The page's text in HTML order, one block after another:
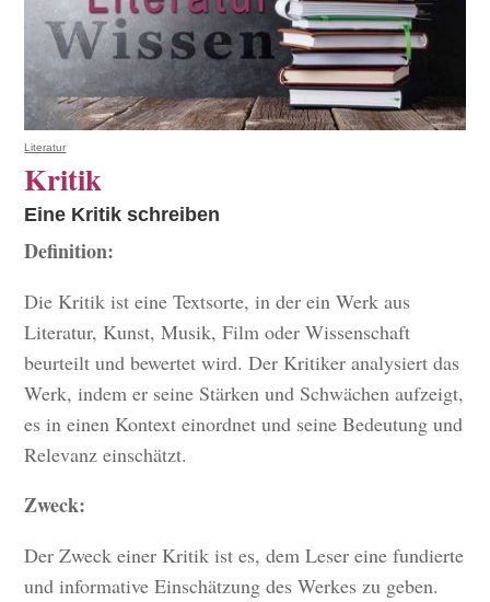
Literatur
Kritik
Eine Kritik schreiben
Definition:
Die Kritik ist eine Textsorte, in der ein Werk aus
Literatur, Kunst, Musik, Film oder Wissenschaft
beurteilt und bewertet wird. Der Kritiker analysiert das
Werk, indem er seine Stärken und Schwächen aufzeigt,
es in einen Kontext einordnet und seine Bedeutung und
Relevanz einschätzt.
Zweck:
Der Zweck einer Kritik ist es, dem Leser eine fundierte
und informative Einschätzung des Werkes zu geben.